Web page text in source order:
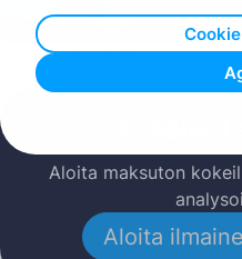
Julkaistu: 09.08.2021
Aloita maksuton
Aloita